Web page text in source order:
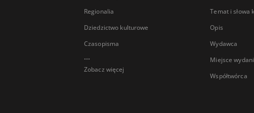
Regionalia
Dziedzictwo kulturowe
Czasopisma
...
Zobacz więcej
Temat i słowa
Opis
Wydawca
Miejsce
Współtwórca